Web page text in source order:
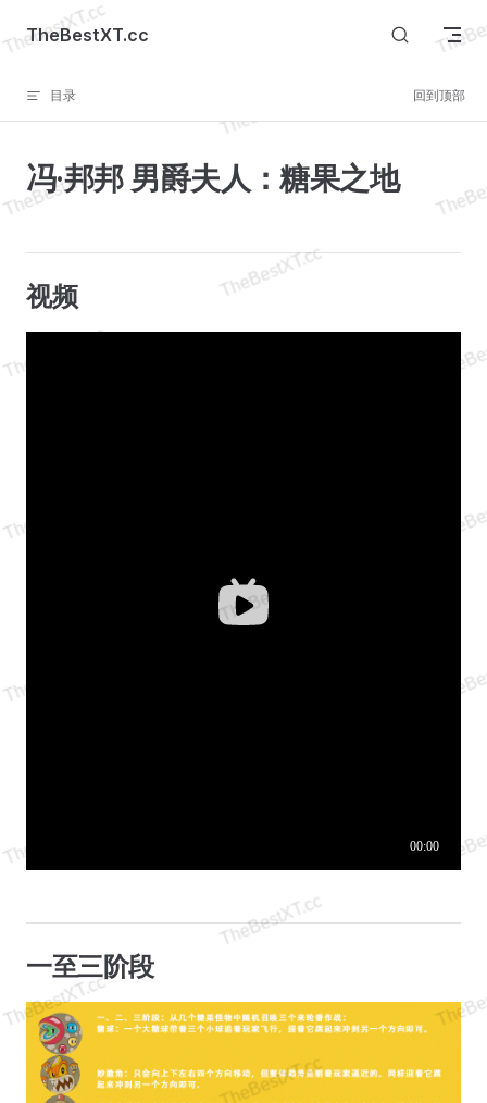
Skip to content
TheBestXT.cc
目录 回到顶部
冯·邦邦 男爵夫人：糖果之地
视频
一至三阶段